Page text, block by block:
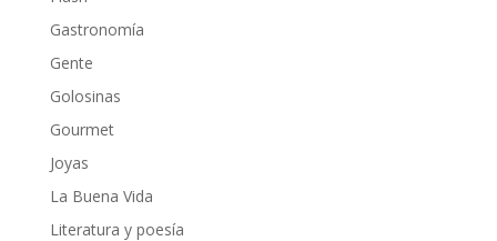
Gastronomía
Gente
Golosinas
Gourmet
Joyas
La Buena Vida
Literatura y poesía